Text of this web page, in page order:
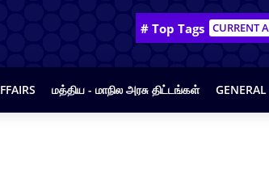
# Top Tags CURRENT
மத்திய - மாநில அரசு திட்டங்கள்